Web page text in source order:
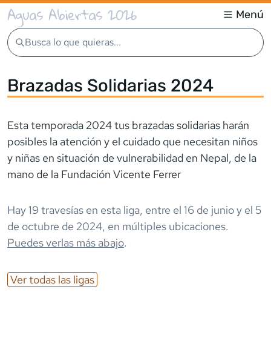
Aguas Abiertas 2026 Menú
Busca lo que quieras...
Brazadas Solidarias 2024
Esta temporada 2024 tus brazadas solidarias harán
posibles la atención y el cuidado que necesitan niños
y niñas en situación de vulnerabilidad en Nepal, de la
mano de la Fundación Vicente Ferrer
Hay19 travesías en esta liga, entre el 16 de junioy el 5
de octubre de 2024, en múltiples ubicaciones.
Puedes verlas más abajo.
Ver todas las ligas